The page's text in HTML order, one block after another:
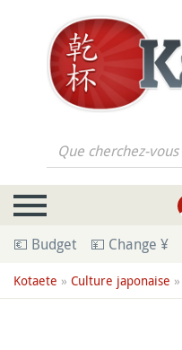
Que cherchez-
💶 Budget 💴 Change ¥
Kotaete » Culture japonaise »